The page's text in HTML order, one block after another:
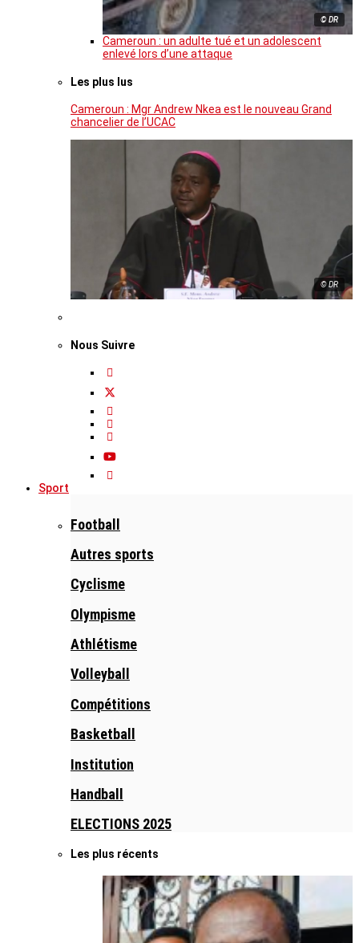
© DR
Cameroun : un adulte tué et un adolescent
enlevé lors d’une attaque
Les plus lus
Cameroun : Mgr Andrew Nkea est le nouveau Grand
chancelier de l’UCAC
© DR
Nous Suivre
Sport
Football
Autres sports
Cyclisme
Olympisme
Athlétisme
Volleyball
Compétitions
Basketball
Institution
Handball
ELECTIONS 2025
Les plus récents